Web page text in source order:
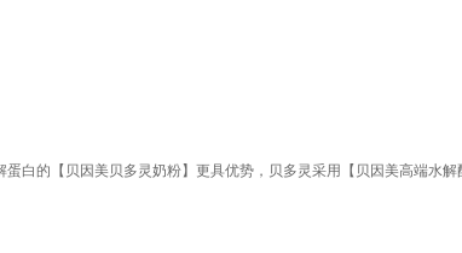
白的【贝因美贝多灵奶粉】更具优势，贝多灵采用【贝因美高端水